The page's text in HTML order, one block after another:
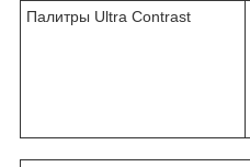
Палитры Ultra Contrast